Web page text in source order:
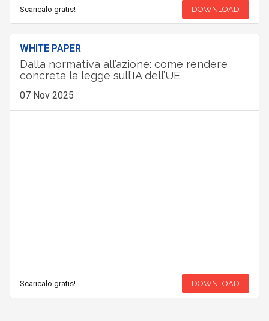
Scaricalo gratis! DOWNLOAD
WHITE PAPER
Dalla normativa all’azione: come rendere
concreta la legge sull’IA dell’UE
07 Nov 2025
Scaricalo gratis! DOWNLOAD